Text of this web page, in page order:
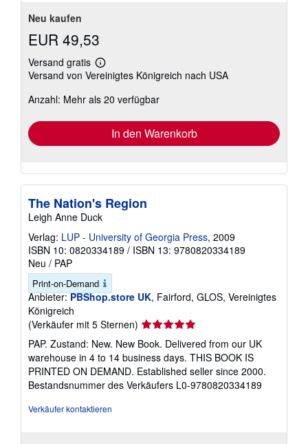
Neu kaufen
EUR 49,53
Versand gratis
Weitere
Informationen
Versandkosten
Versand von Vereinigtes Königreich nach USA
Anzahl: Mehr als 20 verfügbar
In den Warenkorb
The Nation's Region
Leigh Anne Duck
Verlag: LUP - University of Georgia Press, 2009
ISBN 10: 0820334189 / ISBN 13: 9780820334189
Neu / PAP
Print-on-Demand
Anbieter: PBShop.store UK, Fairford, GLOS, Vereinigtes
Königreich
(Verkäufer mit 5 Sternen) Verkäuferbewertung
5
von
5
Sternen
PAP. Zustand: New. New Book. Delivered from our UK
warehouse in 4 to 14 business days. THIS BOOK IS
PRINTED ON DEMAND. Established seller since 2000.
Bestandsnummer des Verkäufers L0-9780820334189
Verkäufer kontaktieren